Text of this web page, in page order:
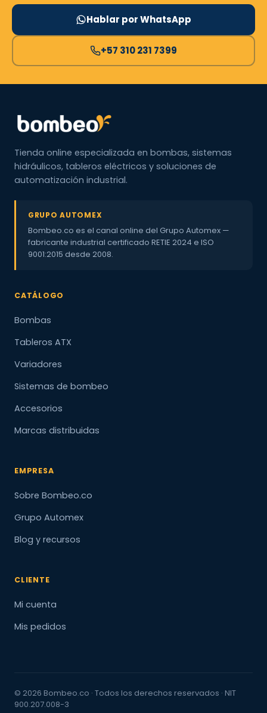
Hablar por WhatsApp
+57 310 231 7399
Tienda online especializada en bombas, sistemas
hidráulicos, tableros eléctricos y soluciones de
automatización industrial.
GRUPO AUTOMEX
Bombeo.co es el canal online del Grupo Automex —
fabricante industrial certificado RETIE 2024 e ISO
9001:2015 desde 2008.
CATÁLOGO
Bombas
Tableros ATX
Variadores
Sistemas de bombeo
Accesorios
Marcas distribuidas
EMPRESA
Sobre Bombeo.co
Grupo Automex
Blog y recursos
CLIENTE
Mi cuenta
Mis pedidos
© 2026 Bombeo.co · Todos los derechos reservados · NIT
900.207.008-3